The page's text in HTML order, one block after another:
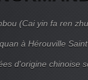
(Cai yin fa ren
à Hérouville
d'origine chinoise